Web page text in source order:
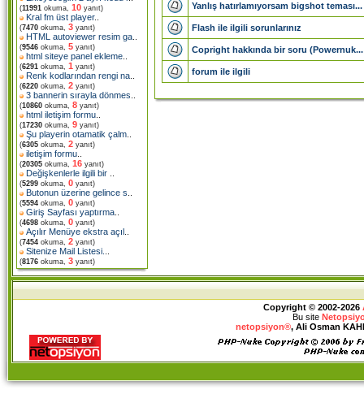
(11991 okuma, 10 yanıt)
Kral fm üst player..
(7470 okuma, 3 yanıt)
HTML autoviewer resim ga
(9546 okuma, 5 yanıt)
html siteye panel ekleme
(6291 okuma, 1 yanıt)
Renk kodlarından rengi na
(6220 okuma, 2 yanıt)
3 bannerin sırayla dönmes
(10860 okuma, 8 yanıt)
html iletişim formu
(17230 okuma, 9 yanıt)
Şu playerin otamatik çalm
(6305 okuma, 2 yanıt)
iletişim formu
(20305 okuma, 16 yanıt)
Değişkenlerle ilgili bir
(5299 okuma, 0 yanıt)
Butonun üzerine gelince s
(5594 okuma, 0 yanıt)
Giriş Sayfası yaptırma
(4698 okuma, 0 yanıt)
Açılır Menüye ekstra açıl
(7454 okuma, 2 yanıt)
Sitenize Mail Listesi.
(8176 okuma, 3 yanıt)
Yanlış hatırlamıyorsam bigshot teması...
Flash ile ilgili sorunlarınız
Copright hakkında bir soru (Powernuk...
forum ile ilgili
Copyright © 2002-2026
Bu site
netopsiyon®, Ali Osman